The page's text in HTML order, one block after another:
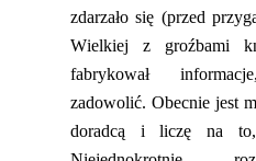
zdarzało się (przed
Wielkiej z groźbami
fabrykował
zadowolić. Obecnie jest
doradcą i liczę na